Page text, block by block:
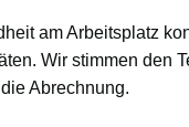
am Arbeitsplatz
. Wir stimmen den
Abrechnung.